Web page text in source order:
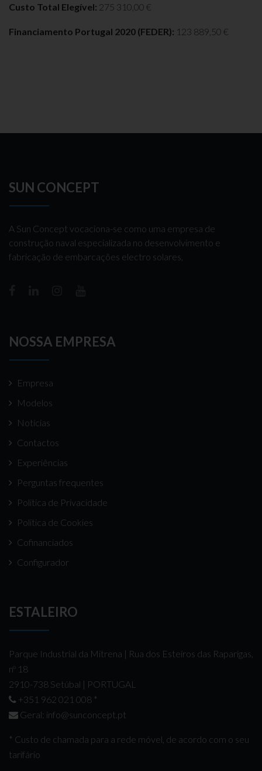
Custo Total Elegível: 275 310,00 €
Financiamento Portugal 2020 (FEDER): 123 889,50 €
SUN CONCEPT
A Sun Concept vocaciona-se como uma empresa de
construção naval especializada no desenvolvimento e
fabricação de embarcações electro solares,
NOSSA EMPRESA
Empresa
Modelos
Notícias
Contactos
Experiências
Perguntas frequentes
Politica de Privacidade
Politica de Cookies
Cofinanciados
Configurador
ESTALEIRO
Parque Industrial da Mitrena | Rua dos Esteiros das Raparigas,
nº 18
2910-738 Setúbal | PORTUGAL
+351 962 021 008 *
Geral: info@sunconcept.pt
* Custo de chamada para a rede móvel, de acordo com o seu
tarifário